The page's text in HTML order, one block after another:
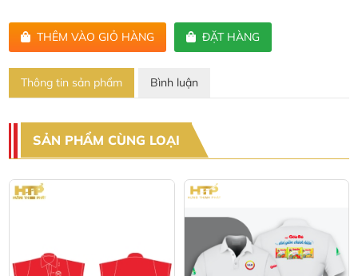
THÊM VÀO GIỎ HÀNG ĐẶT HÀNG
Thông tin sản phẩm Bình luận
SẢN PHẨM CÙNG LOẠI